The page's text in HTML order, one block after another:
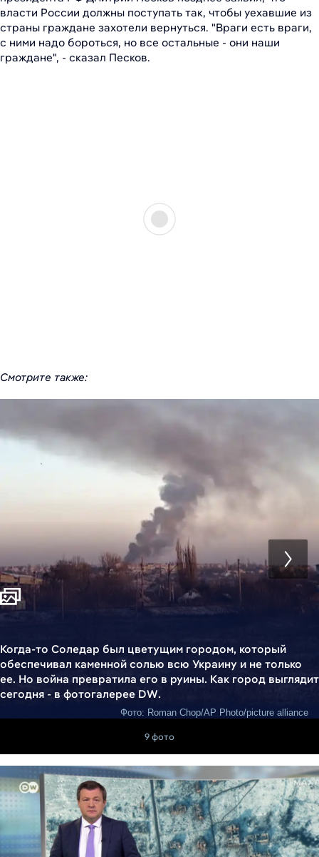
власти России должны поступать так, чтобы уехавшие из
страны граждане захотели вернуться. "Враги есть враги,
с ними надо бороться, но все остальные - они наши
граждане", - сказал Песков.
Смотрите также:
Когда-то Соледар был цветущим городом, который
обеспечивал каменной солью всю Украину и не только
ее. Но война превратила его в руины. Как город выглядит
сегодня - в фотогалерее DW.
Фото: Roman Chop/AP Photo/picture alliance
9 фото